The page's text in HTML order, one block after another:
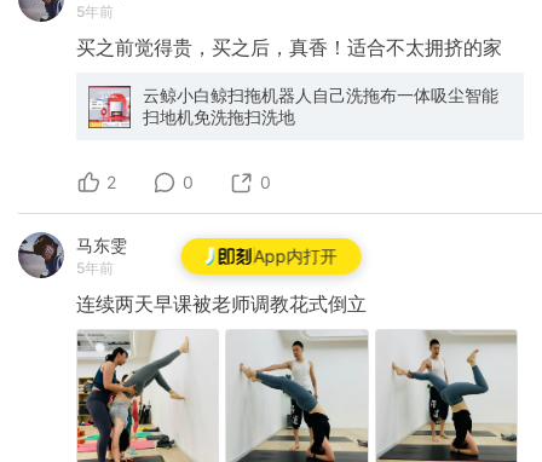
App内打开
5年前
买之前觉得贵，买之后，真香！适合不太拥挤的家
云鲸小白鲸扫拖机器人自己洗拖布一体吸尘智能
扫地机免洗拖扫洗地
2 0 0
马东雯
5年前
连续两天早课被老师调教花式倒立